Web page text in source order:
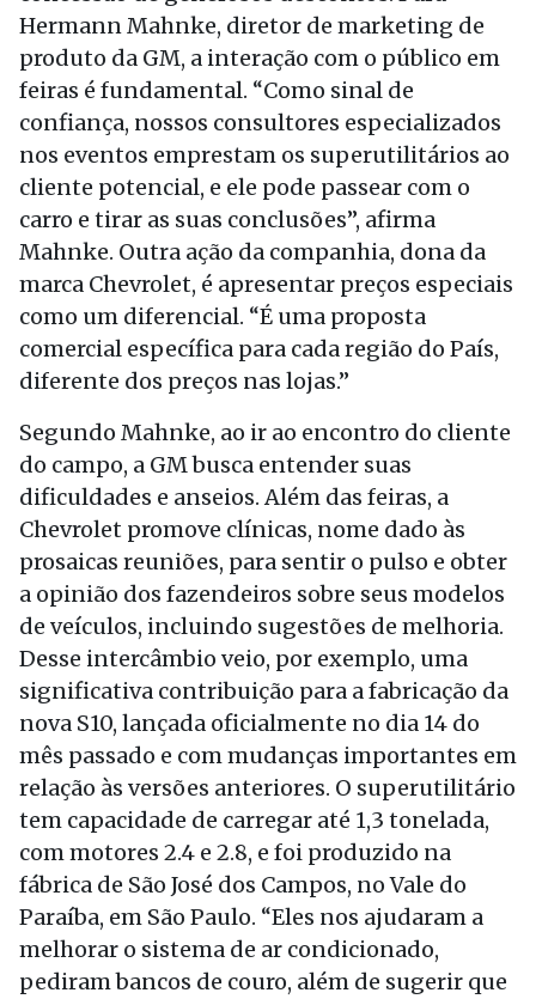
Hermann Mahnke, diretor de marketing de
produto da GM, a interação com o público em
feiras é fundamental. “Como sinal de
confiança, nossos consultores especializados
nos eventos emprestam os superutilitários ao
cliente potencial, e ele pode passear com o
carro e tirar as suas conclusões”, afirma
Mahnke. Outra ação da companhia, dona da
marca Chevrolet, é apresentar preços especiais
como um diferencial. “É uma proposta
comercial específica para cada região do País,
diferente dos preços nas lojas.”
Segundo Mahnke, ao ir ao encontro do cliente
do campo, a GM busca entender suas
dificuldades e anseios. Além das feiras, a
Chevrolet promove clínicas, nome dado às
prosaicas reuniões, para sentir o pulso e obter
a opinião dos fazendeiros sobre seus modelos
de veículos, incluindo sugestões de melhoria.
Desse intercâmbio veio, por exemplo, uma
significativa contribuição para a fabricação da
nova S10, lançada oficialmente no dia 14 do
mês passado e com mudanças importantes em
relação às versões anteriores. O superutilitário
tem capacidade de carregar até 1,3 tonelada,
com motores 2.4 e 2.8, e foi produzido na
fábrica de São José dos Campos, no Vale do
Paraíba, em São Paulo. “Eles nos ajudaram a
melhorar o sistema de ar condicionado,
pediram bancos de couro, além de sugerir que